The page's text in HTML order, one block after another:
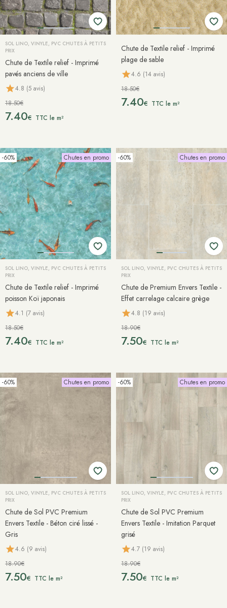
SOL LINO, VINYLE, PVC CHUTES À PETITS
PRIX
Chute de Textile relief - Imprimé
pavés anciens de ville
4.8 (5 avis)
18.50€
7.40€ TTC le m²
Chute de Textile relief - Imprimé
plage de sable
4.6 (14 avis)
18.50€
7.40€ TTC le m²
-60% Chutes en promo
SOL LINO, VINYLE, PVC CHUTES À PETITS
PRIX
Chute de Textile relief - Imprimé
poisson Koï japonais
4.1 (7 avis)
18.50€
7.40€ TTC le m²
-60% Chutes en promo
SOL LINO, VINYLE, PVC CHUTES À PETITS
PRIX
Chute de Premium Envers Textile -
Effet carrelage calcaire grège
4.8 (19 avis)
18.90€
7.50€ TTC le m²
-60% Chutes en promo
SOL LINO, VINYLE, PVC CHUTES À PETITS
PRIX
Chute de Sol PVC Premium
Envers Textile - Béton ciré lissé -
Gris
4.6 (9 avis)
18.90€
7.50€ TTC le m²
-60% Chutes en promo
SOL LINO, VINYLE, PVC CHUTES À PETITS
PRIX
Chute de Sol PVC Premium
Envers Textile - Imitation Parquet
grisé
4.7 (19 avis)
18.90€
7.50€ TTC le m²